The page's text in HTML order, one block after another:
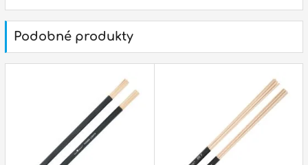
Podobné produkty